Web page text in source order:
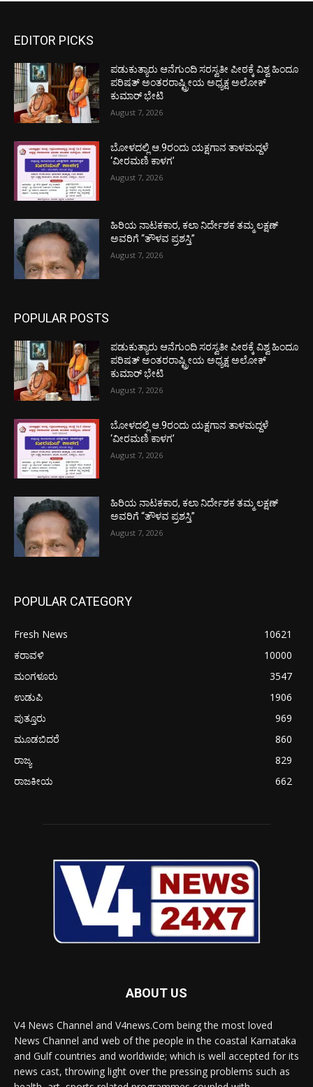
EDITOR PICKS
ಪಡುಕುತ್ಯಾರು ಆನೆಗುಂದಿ ಸರಸ್ವತೀ ಪೀಠಕ್ಕೆ ವಿಶ್ವ ಹಿಂದೂ
ಪರಿಷತ್ ಅಂತರರಾಷ್ಟ್ರೀಯ ಅಧ್ಯಕ್ಷ ಅಲೋಕ್
ಕುಮಾರ್ ಭೇಟಿ
August 7, 2026
ಬೋಳದಲ್ಲಿ ಆ.9ರಂದು ಯಕ್ಷಗಾನ ತಾಳಮದ್ದಳೆ
‘ವೀರಮಣಿ ಕಾಳಗ’
August 7, 2026
ಹಿರಿಯ ನಾಟಕಕಾರ, ಕಲಾ ನಿರ್ದೇಶಕ ತಮ್ಮ ಲಕ್ಷಣ್
ಅವರಿಗೆ “ತೌಳವ ಪ್ರಶಸ್ತಿ”
August 7, 2026
POPULAR POSTS
ಪಡುಕುತ್ಯಾರು ಆನೆಗುಂದಿ ಸರಸ್ವತೀ ಪೀಠಕ್ಕೆ ವಿಶ್ವ ಹಿಂದೂ
ಪರಿಷತ್ ಅಂತರರಾಷ್ಟ್ರೀಯ ಅಧ್ಯಕ್ಷ ಅಲೋಕ್
ಕುಮಾರ್ ಭೇಟಿ
August 7, 2026
ಬೋಳದಲ್ಲಿ ಆ.9ರಂದು ಯಕ್ಷಗಾನ ತಾಳಮದ್ದಳೆ
‘ವೀರಮಣಿ ಕಾಳಗ’
August 7, 2026
ಹಿರಿಯ ನಾಟಕಕಾರ, ಕಲಾ ನಿರ್ದೇಶಕ ತಮ್ಮ ಲಕ್ಷಣ್
ಅವರಿಗೆ “ತೌಳವ ಪ್ರಶಸ್ತಿ”
August 7, 2026
POPULAR CATEGORY
Fresh News
10621
ಕರಾವಳಿ
10000
ಮಂಗಳೂರು
3547
ಉಡುಪಿ
1906
ಪುತ್ತೂರು
969
ಮೂಡಬಿದರೆ
860
ರಾಜ್ಯ
829
ರಾಜಕೀಯ
662
ABOUT US
V4 News Channel and V4news.Com being the most loved
News Channel and web of the people in the coastal Karnataka
and Gulf countries and worldwide; which is well accepted for its
news cast, throwing light over the pressing problems such as